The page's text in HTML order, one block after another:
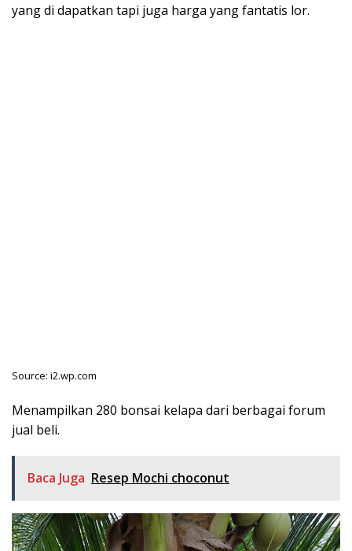
yang di dapatkan tapi juga harga yang fantatis lor.
Source: i2.wp.com
Menampilkan 280 bonsai kelapa dari berbagai forum
jual beli.
Baca Juga Resep Mochi choconut